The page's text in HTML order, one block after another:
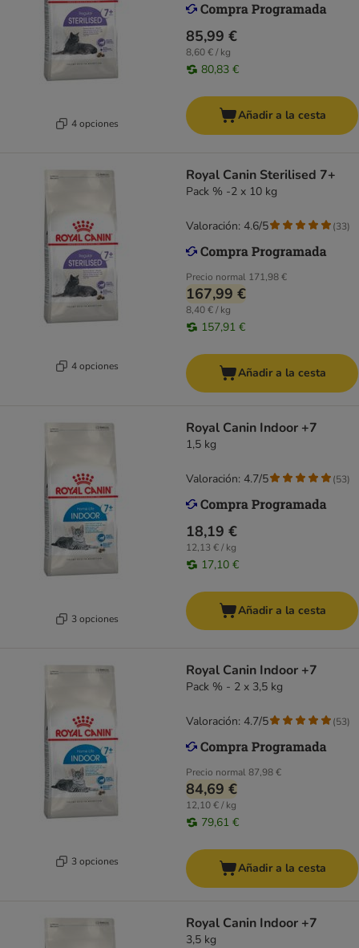
4 opciones
85,99 €
8,60 € / kg
80,83 €
Añadir a la cesta
4 opciones
Royal Canin Sterilised 7+
Pack % -2 x 10 kg
Precio normal 171,98 €
167,99 €
8,40 € / kg
157,91 €
Valoración: 4.6/5 (33)
Añadir a la cesta
3 opciones
Royal Canin Indoor +7
1,5 kg
18,19 €
12,13 € / kg
17,10 €
Valoración: 4.7/5 (53)
Añadir a la cesta
3 opciones
Royal Canin Indoor +7
Pack % - 2 x 3,5 kg
Precio normal87,98 €
84,69 €
12,10 € / kg
79,61 €
Valoración: 4.7/5 (53)
Añadir a la cesta
Royal Canin Indoor +7
3,5 kg